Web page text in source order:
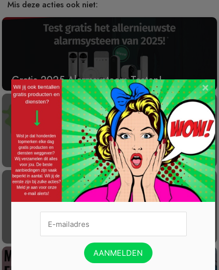
Mis deze acties ook niet:
Gratis 2025 Alarmsysteem Testen!
Laat éénmalig GRATIS je container reinigen
Gratis Princess elektrische kachel t.w.v. €
×